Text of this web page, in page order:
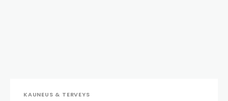
KAUNEUS & TERVEYS